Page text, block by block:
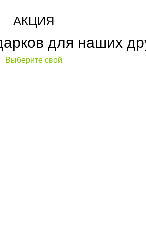
АКЦИЯ
для наших
Выберите свой